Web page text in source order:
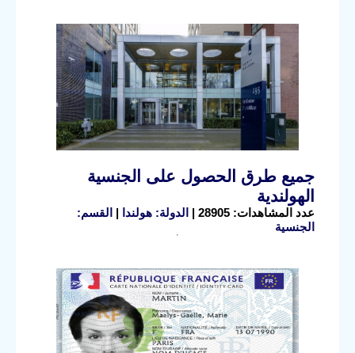
جميع طرق الحصول على الجنسية
الهولندية
عدد المشاهدات: 28905 | الدولة: هولندا | القسم:
الجنسية